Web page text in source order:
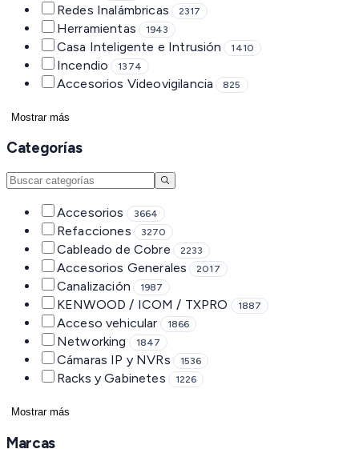
Redes Inalámbricas 2317
Herramientas 1943
Casa Inteligente e Intrusión 1410
Incendio 1374
Accesorios Videovigilancia 825
Mostrar más
Categorías
Accesorios 3664
Refacciones 3270
Cableado de Cobre 2233
Accesorios Generales 2017
Canalización 1987
KENWOOD / ICOM / TXPRO 1887
Acceso vehicular 1866
Networking 1847
Cámaras IP y NVRs 1536
Racks y Gabinetes 1226
Mostrar más
Marcas